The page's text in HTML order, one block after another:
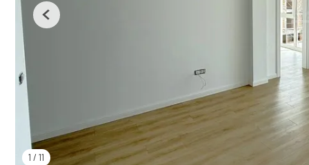
1 / 11
Previous